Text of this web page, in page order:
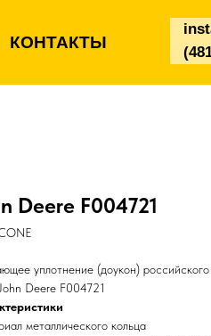
КОНТАКТЫ
Deere F004721
уплотнение (доукон)
Deere F004721
металлического кольца